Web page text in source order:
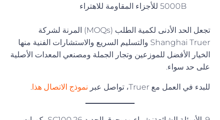
5000B للأجزاء المقاومة للاهتراء
تجعل الحد الأدنى لكمية الطلب (MOQs) المرنة لشركة
Shanghai Truer والتسليم السريع والاستشارات الفنية منها
الخيار الأفضل للموزعين وتجار الجملة ومصنعي المعدات الأصلية
على حد سواء.
للبدء في العمل مع Truer، تواصل عبر نموذج الاتصال هذا.